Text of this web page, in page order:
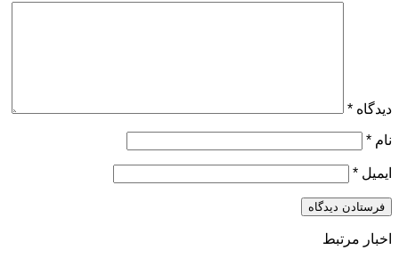
دیدگاه *
نام *
ایمیل *
اخبار مرتبط